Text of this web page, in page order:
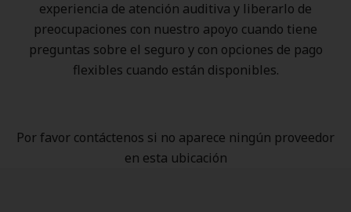
experiencia de atención auditiva y liberarlo de
preocupaciones con nuestro apoyo cuando tiene
preguntas sobre el seguro y con opciones de pago
flexibles cuando están disponibles.
Por favor contáctenos si no aparece ningún proveedor
en esta ubicación